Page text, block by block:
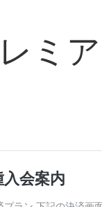
レミ